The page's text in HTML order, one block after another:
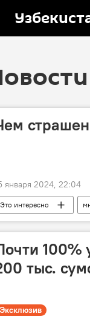
января 2024, 22:04
Это интересно
100%
тыс.
Эксклюзив